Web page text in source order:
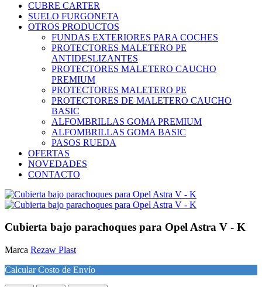
CUBRE CARTER
SUELO FURGONETA
OTROS PRODUCTOS
FUNDAS EXTERIORES PARA COCHES
PROTECTORES MALETERO PE
ANTIDESLIZANTES
PROTECTORES MALETERO CAUCHO
PREMIUM
PROTECTORES MALETERO PE
PROTECTORES DE MALETERO CAUCHO
BASIC
ALFOMBRILLAS GOMA PREMIUM
ALFOMBRILLAS GOMA BASIC
PASOS RUEDA
OFERTAS
NOVEDADES
CONTACTO
Cubierta bajo parachoques para Opel Astra V - K
Marca Rezaw Plast
Calcular Costo de Envío